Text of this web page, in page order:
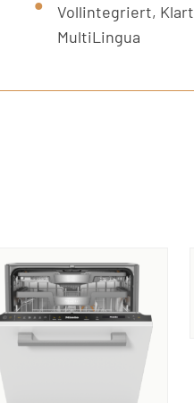
Vollintegriert,
MultiLingua